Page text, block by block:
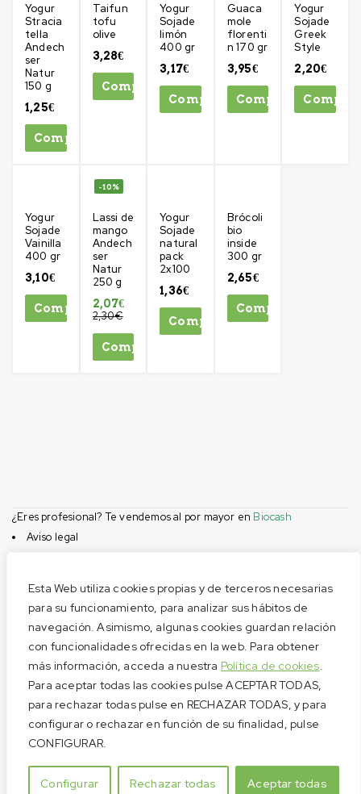
Esta Web utiliza cookies propias y de terceros necesarias
para su funcionamiento, para analizar sus hábitos de
navegación. Asimismo, algunas cookies guardan relación
con funcionalidades ofrecidas en la web. Para obtener
más información, acceda a nuestra Política de cookies.
Para aceptar todas las cookies pulse ACEPTAR TODAS,
para rechazar todas pulse en RECHAZAR TODAS, y para
configurar o rechazar en función de su finalidad, pulse
CONFIGURAR.
Configurar Rechazar todas Aceptar todas
Yogur
Stracia
tella
Andech
ser
Natur
150 g
1,25€
Comprar
Taifun
tofu
olive
3,28€
Comprar
Yogur
Sojade
limón
400 gr
3,17€
Comprar
Guaca
mole
florenti
n 170 gr
3,95€
Comprar
Yogur
Sojade
Greek
Style
2,20€
Yogur
Sojade
Vainilla
400 gr
3,10€
Comprar
-10%
Lassi de
mango
Andech
ser
Natur
250 g
2,30€
2,07€
Comprar
Yogur
Sojade
natural
pack
2x100
1,36€
Comprar
Brócoli
bio
inside
300 gr
2,65€
Comprar
¿Eres profesional? Te vendemos al por mayor en Biocash
Aviso legal
Privacidad
Cookies
Condiciones de compra
Privacidad
Cookies
Pago seguro